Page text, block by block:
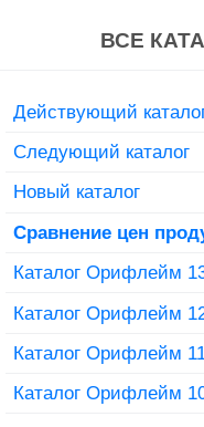
ВСЕ
Действующий
Следующий каталог
Новый каталог
Сравнение цен
Каталог Орифлейм
Каталог Орифлейм
Каталог Орифлейм
Каталог Орифлейм